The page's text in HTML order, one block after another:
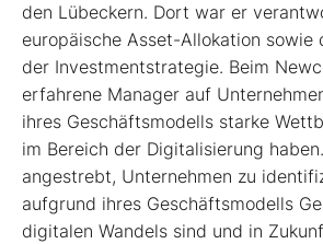
den Lübeckern. Dort war er
europäische Asset-Allokation sowie
der Investmentstrategie. Beim
erfahrene Manager auf
ihres Geschäftsmodells starke
im Bereich der Digitalisierung
angestrebt, Unternehmen zu
aufgrund ihres Geschäfts­modells
digitalen Wandels sind und in